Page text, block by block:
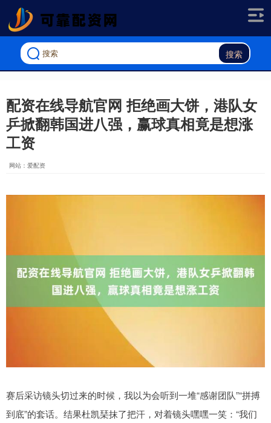
搜索
配资在线导航官网 拒绝画大饼，港队女
乒掀翻韩国进八强，赢球真相竟是想涨
工资
网站：爱配资
赛后采访镜头切过来的时候，我以为会听到一堆“感谢团队”“拼搏
到底”的套话。结果杜凯琹抹了把汗，对着镜头嘿嘿一笑：“我们